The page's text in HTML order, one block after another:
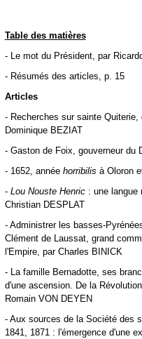
Table des matières
- Le mot du Président, par
- Résumés des articles, p. 15
Articles
- Recherches sur sainte
Dominique BEZIAT
- Gaston de Foix, gouverneur du
- 1652, année horribilis à Oloron
- Lou Nouste Henric: une langue
Christian DESPLAT
- Administrer les basses-
Clément de Laussat, grand
l'Empire, par Charles BINICK
- La famille Bernadotte, ses
d'une ascension. De la
Romain VON DEYEN
- Aux sources de la Société des
1841, 1871 : l'émergence d'une